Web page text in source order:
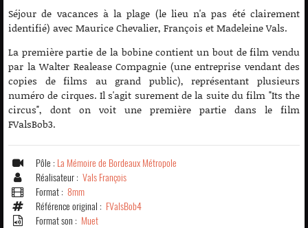
Séjour de vacances à la plage (le lieu n'a pas été clairement
identifié) avec Maurice Chevalier, François et Madeleine Vals.
La première partie de la bobine contient un bout de film vendu
par la Walter Realease Compagnie (une entreprise vendant des
copies de films au grand public), représentant plusieurs
numéro de cirques. Il s'agit surement de la suite du film "Its the
circus", dont on voit une première partie dans le film
FValsBob3.
Pôle : La Mémoire de Bordeaux Métropole
Réalisateur : Vals François
Format : 8mm
Référence original : FValsBob4
Format son : Muet